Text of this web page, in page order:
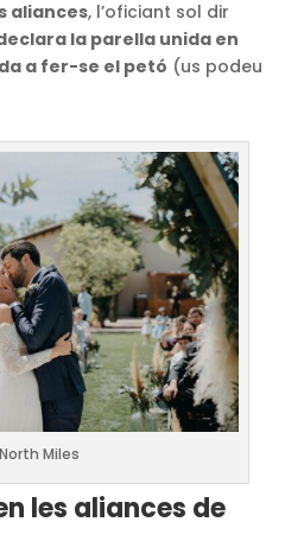
aliances, l’oficiant sol dir
la parella unida en
a fer-se el petó (us podeu
Miles
les aliances de